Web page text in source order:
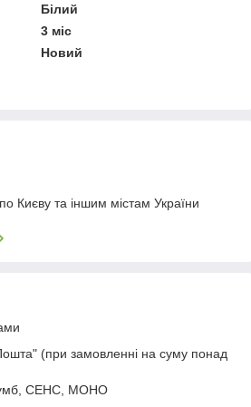
Білий
3 міс
Новий
Києву та іншим містам України
(при замовленні на суму понад
СЕНС, МОНО